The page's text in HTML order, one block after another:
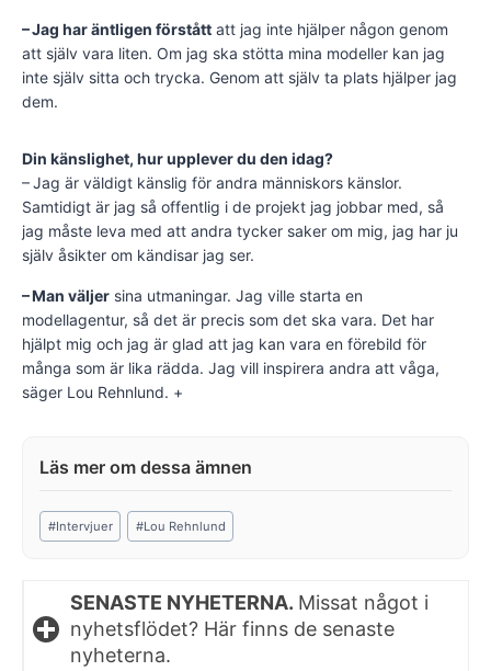
– Jag har äntligen förstått att jag inte hjälper någon genom
att själv vara liten. Om jag ska stötta mina modeller kan jag
inte själv sitta och trycka. Genom att själv ta plats hjälper jag
dem.
Din känslighet, hur upplever du den idag?
– Jag är väldigt känslig för andra människors känslor.
Samtidigt är jag så offentlig i de projekt jag jobbar med, så
jag måste leva med att andra tycker saker om mig, jag har ju
själv åsikter om kändisar jag ser.
– Man väljer sina utmaningar. Jag ville starta en
modellagentur, så det är precis som det ska vara. Det har
hjälpt mig och jag är glad att jag kan vara en förebild för
många som är lika rädda. Jag vill inspirera andra att våga,
säger Lou Rehnlund. +
Post
Tags:
#Intervjuer #Lou Rehnlund
SENASTE NYHETERNA. Missat något i
nyhetsflödet? Här finns de senaste
nyheterna.